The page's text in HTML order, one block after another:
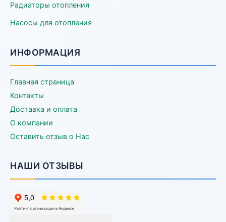
Радиаторы отопления
Насосы для отопления
ИНФОРМАЦИЯ
Главная страница
Контакты
Доставка и оплата
О компании
Оставить отзыв о Нас
НАШИ ОТЗЫВЫ